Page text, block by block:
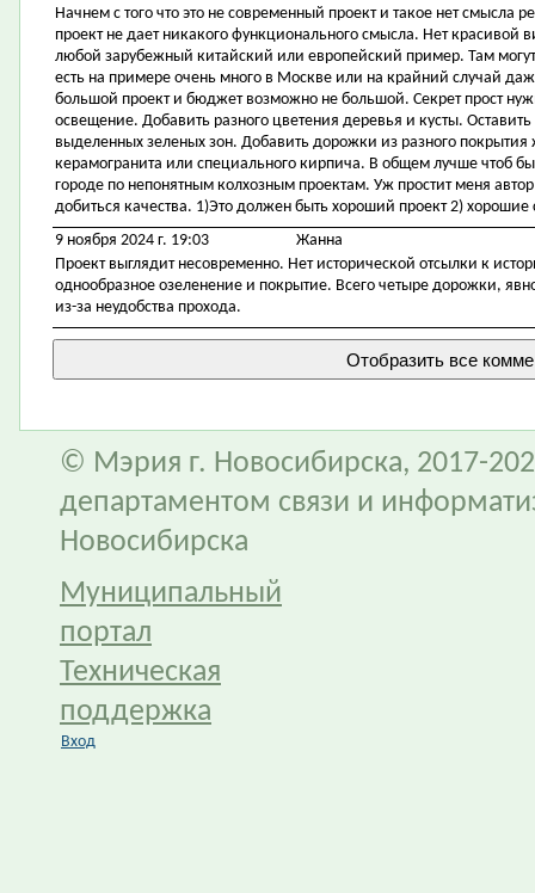
Начнем с того что это не современный проект и такое нет смысла
проект не дает никакого функционального смысла. Нет красивой
любой зарубежный китайский или европейский пример. Там
есть на примере очень много в Москве или на крайний случай
большой проект и бюджет возможно не большой. Секрет прост
освещение. Добавить разного цветения деревья и кусты.
выделенных зеленых зон. Добавить дорожки из разного покрытия
керамогранита или специального кирпича. В общем лучше чтоб
городе по непонятным колхозным проектам. Уж простит меня
добиться качества. 1)Это должен быть хороший проект 2) хорошие
9 ноября 2024 г. 19:03
Жанна
Проект выглядит несовременно. Нет исторической отсылки к
однообразное озеленение и покрытие. Всего четыре дорожки,
из-за неудобства прохода.
© Мэрия г. Новосибирска, 2017-
департаментом связи и
Новосибирска
Муниципальный
портал
Техническая
поддержка
Вход